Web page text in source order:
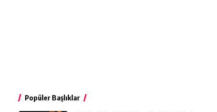
Popüler Başlıklar